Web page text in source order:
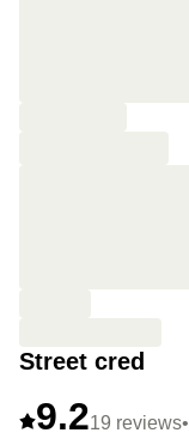
Street cred
9.219 reviews•